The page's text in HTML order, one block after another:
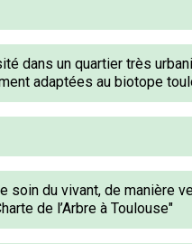
dans un quartier très
adaptées au biotope
soin du vivant, de manière
de l’Arbre à Toulouse"